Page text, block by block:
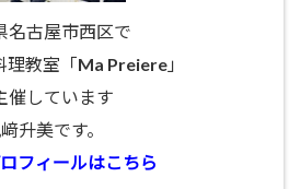
名古屋市西区で
理教室「Ma Preiere」
催しています
升美です。
フィールはこちら